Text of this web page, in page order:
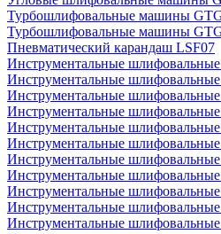
Турбошлифовальные машины
Турбошлифовальные машины
Пневматический карандаш LSF07
Инструментальные
Инструментальные
Инструментальные
Инструментальные
Инструментальные
Инструментальные
Инструментальные
Инструментальные
Инструментальные
Инструментальные
Инструментальные